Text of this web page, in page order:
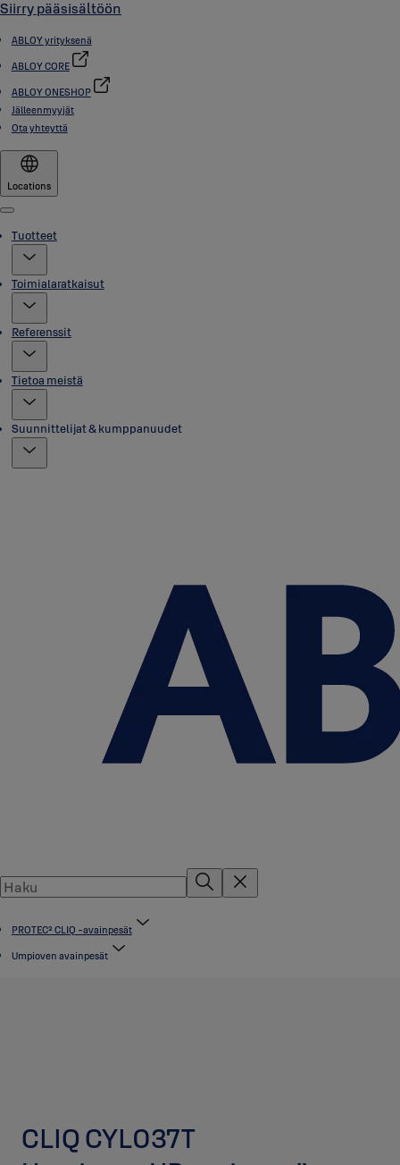
Siirry pääsisältöön
ABLOY yrityksenä
ABLOY CORE
ABLOY ONESHOP
Jälleenmyyjät
Ota yhteyttä
Locations
Menu
Tuotteet
Toimialaratkaisut
Referenssit
Tietoa meistä
Suunnittelijat & kumppanuudet
PROTEC² CLIQ -avainpesät
Umpioven avainpesät
CLIQ CYL037T